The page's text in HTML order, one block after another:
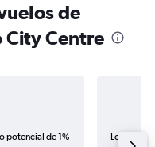
de
City Centre
potencial de 1%
Los